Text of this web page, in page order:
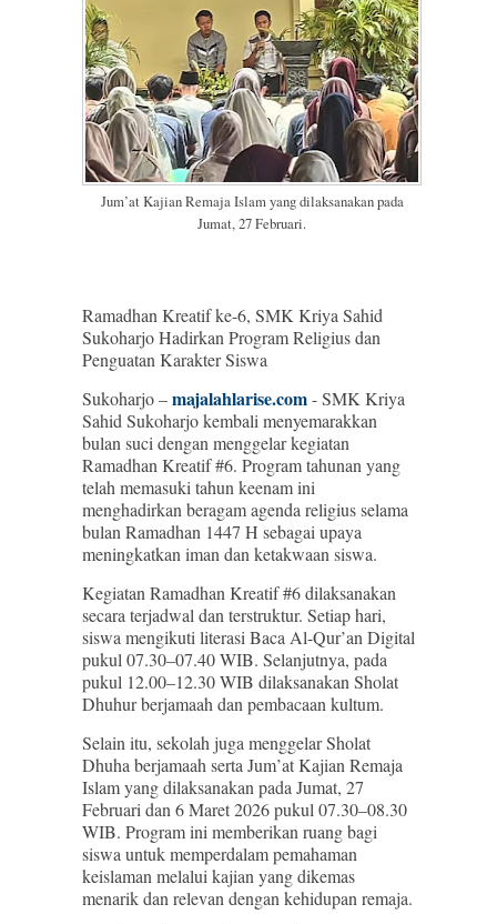
Jum’at Kajian Remaja Islam yang dilaksanakan pada
Jumat, 27 Februari.
Ramadhan Kreatif ke-6, SMK Kriya Sahid
Sukoharjo Hadirkan Program Religius dan
Penguatan Karakter Siswa
Sukoharjo –majalahlarise.com- SMK Kriya
Sahid Sukoharjo kembali menyemarakkan
bulan suci dengan menggelar kegiatan
Ramadhan Kreatif #6. Program tahunan yang
telah memasuki tahun keenam ini
menghadirkan beragam agenda religius selama
bulan Ramadhan 1447 H sebagai upaya
meningkatkan iman dan ketakwaan siswa.
Kegiatan Ramadhan Kreatif #6 dilaksanakan
secara terjadwal dan terstruktur. Setiap hari,
siswa mengikuti literasi Baca Al-Qur’an Digital
pukul 07.30–07.40 WIB. Selanjutnya, pada
pukul 12.00–12.30 WIB dilaksanakan Sholat
Dhuhur berjamaah dan pembacaan kultum.
Selain itu, sekolah juga menggelar Sholat
Dhuha berjamaah serta Jum’at Kajian Remaja
Islam yang dilaksanakan pada Jumat, 27
Februari dan 6 Maret 2026 pukul 07.30–08.30
WIB. Program ini memberikan ruang bagi
siswa untuk memperdalam pemahaman
keislaman melalui kajian yang dikemas
menarik dan relevan dengan kehidupan remaja.